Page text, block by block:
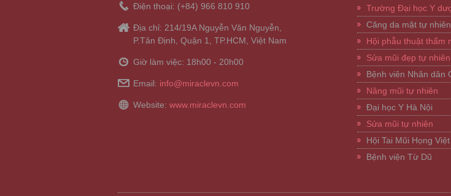
Điện thoại: (+84) 966 810 910
Địa chỉ: 214/19A Nguyễn Văn Nguyễn,
P.Tân Định, Quận 1, TP.HCM, Việt Nam
Giờ làm việc: 18h00 - 20h00
Email: info@miraclevn.com
Website: www.miraclevn.com
Trường Đại học Y
Căng da mặt tự nhiên
Hội phẫu thuật thẩm
Sửa mũi đẹp tự nhiên
Bệnh viên Nhân dân
Nâng mũi tự nhiên
Đại học Y Hà Nội
Sửa mũi tự nhiên
Hội Tai Mũi Họng
Bệnh viện Từ Dũ